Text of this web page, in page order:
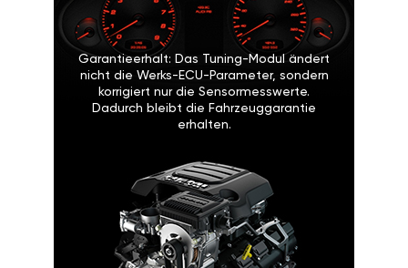
Garantieerhalt: Das Tuning-Modul ändert
nicht die Werks-ECU-Parameter, sondern
korrigiert nur die Sensormesswerte.
Dadurch bleibt die Fahrzeuggarantie
erhalten.